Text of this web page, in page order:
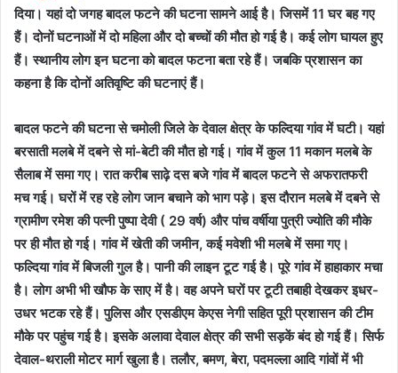
दिया। यहां दो जगह बादल फटने की घटना सामने आई है। जिसमें 11 घर बह गए
हैं। दोनों घटनाओं में दो महिला और दो बच्चों की मौत हो गई है। कई लोग घायल हुए
हैं। स्थानीय लोग इन घटना को बादल फटना बता रहे हैं। जबकि प्रशासन का
कहना है कि दोनों अतिवृष्टि की घटनाएं हैं।
बादल फटने की घटना से चमोली जिले के देवाल क्षेत्र के फल्दिया गांव में घटी। यहां
बरसाती मलबे में दबने से मां-बेटी की मौत हो गई। गांव में कुल 11 मकान मलबे के
सैलाब में समा गए। रात करीब साढ़े दस बजे गांव में बादल फटने से अफरातफरी
मच गई। घरों में रह रहे लोग जान बचाने को भाग पड़े। इस दौरान मलबे में दबने से
ग्रामीण रमेश की पत्नी पुष्पा देवी ( 29 वर्ष) और पांच वर्षीया पुत्री ज्योति की मौके
पर ही मौत हो गई। गांव में खेती की जमीन, कई मवेशी भी मलबे में समा गए।
फल्दिया गांव में बिजली गुल है। पानी की लाइन टूट गई है। पूरे गांव में हाहाकार मचा
है। लोग अभी भी खौफ के साए में है। वह अपने घरों पर टूटी तबाही देखकर इधर-
उधर भटक रहे हैं। पुलिस और एसडीएम केएस नेगी सहित पूरी प्रशासन की टीम
मौके पर पहुंच गई है। इसके अलावा देवाल क्षेत्र की सभी सड़कें बंद हो गई हैं। सिर्फ
देवाल-थराली मोटर मार्ग खुला है। तलौर, बमण, बेरा, पदमल्ला आदि गांवों में भी